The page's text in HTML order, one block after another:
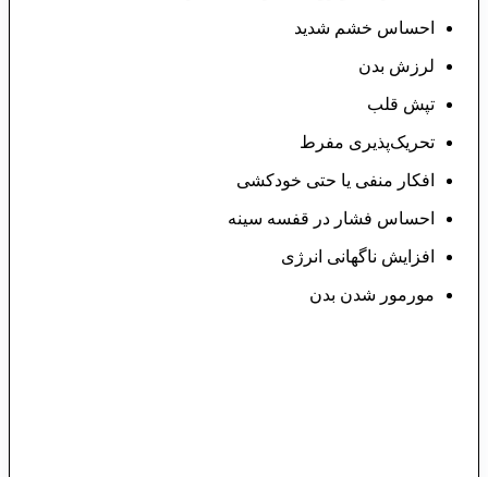
احساس خشم شدید
لرزش بدن
تپش قلب
تحریک‌پذیری مفرط
افکار منفی یا حتی خودکشی
احساس فشار در قفسه سینه
افزایش ناگهانی انرژی
مورمور شدن بدن